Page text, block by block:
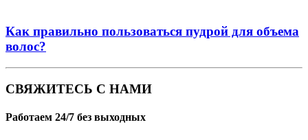
Как правильно пользоваться пудрой для объема
волос?
СВЯЖИТЕСЬ С НАМИ
Работаем 24/7 без выходных